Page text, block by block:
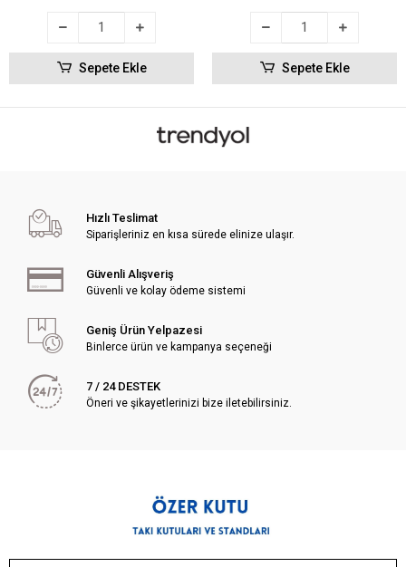
Sepete Ekle Sepete Ekle
Hızlı Teslimat
Siparişleriniz en kısa sürede elinize ulaşır.
Güvenli Alışveriş
Güvenli ve kolay ödeme sistemi
Geniş Ürün Yelpazesi
Binlerce ürün ve kampanya seçeneği
7 / 24 DESTEK
Öneri ve şikayetlerinizi bize iletebilirsiniz.